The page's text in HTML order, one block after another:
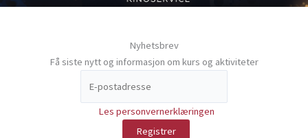
Nyhetsbrev
Få siste nytt og informasjon om kurs og aktiviteter
Les personvernerklæringen